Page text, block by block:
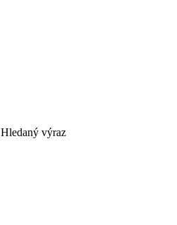
Hledaný výraz